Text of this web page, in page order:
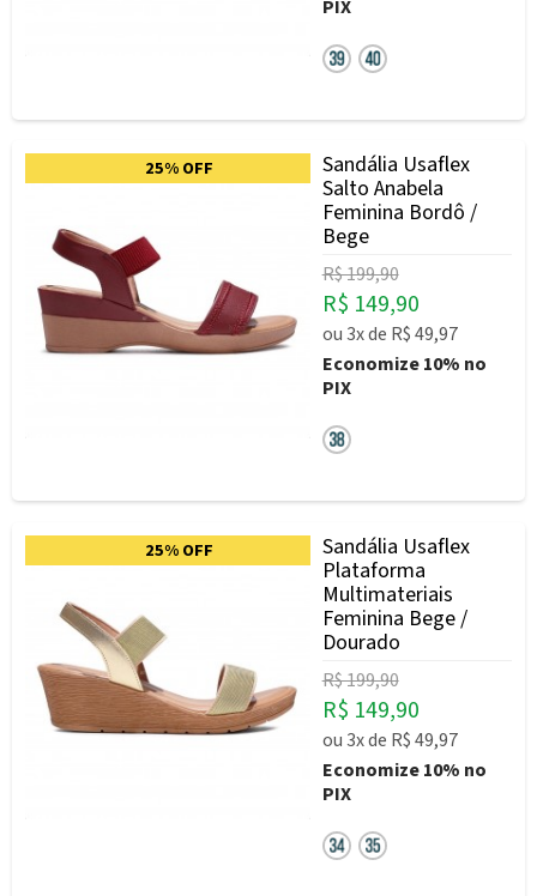
PIX
25% OFF
Sandália Usaflex
Salto Anabela
Feminina Bordô /
Bege
R$ 199,90
R$ 149,90
ou3xde R$ 49,97
Economize10% no
PIX
25% OFF
Sandália Usaflex
Plataforma
Multimateriais
Feminina Bege /
Dourado
R$ 199,90
R$ 149,90
ou3xde R$ 49,97
Economize10% no
PIX